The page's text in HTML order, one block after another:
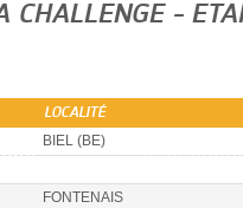
CHALLENGE -
LOCALITÉ
BIEL (BE)
FONTENAIS